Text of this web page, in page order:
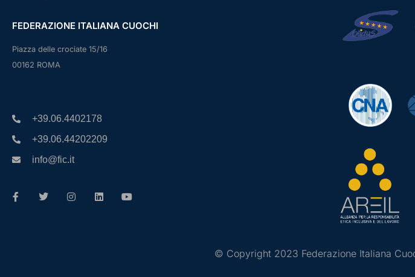
FEDERAZIONE ITALIANA CUOCHI
Piazza delle crociate 15/16
00162 ROMA
+39.06.4402178
+39.06.44202209
info@fic.it
© Copyright 2023 Federazione Italiana